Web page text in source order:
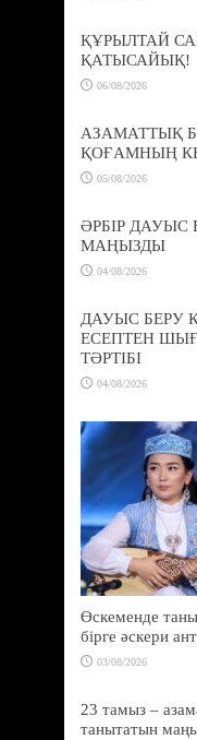
ҚҰРЫЛТАЙ
ҚАТЫСАЙЫҚ!
06/08/2026
АЗАМАТТЫҚ
ҚОҒАМНЫҢ
05/08/2026
ӘРБІР
МАҢЫЗДЫ
04/08/2026
ДАУЫС БЕРУ
ЕСЕПТЕН
ТӘРТІБІ
04/08/2026
Өскеменде
бірге әскери
03/08/2026
23 тамыз –
танытатын